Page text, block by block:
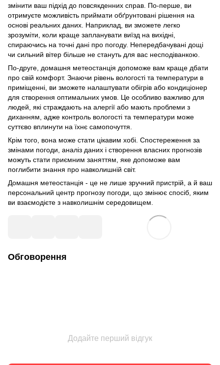
змінити ваш підхід до повсякденних справ. По-перше, ви
отримуєте можливість приймати обґрунтовані рішення на
основі реальних даних. Наприклад, ви зможете легко
зрозуміти, коли краще запланувати виїзд на вихідні,
спираючись на точні дані про погоду. Непередбачувані дощі
чи сильний вітер більше не стануть для вас несподіванкою.
По-друге, домашня метеостанція допоможе вам краще дбати
про свій комфорт. Знаючи рівень вологості та температури в
приміщенні, ви зможете налаштувати обігрів або кондиціонер
для створення оптимальних умов. Це особливо важливо для
людей, які страждають на алергії або мають проблеми з
диханням, адже контроль вологості та температури може
суттєво вплинути на їхнє самопочуття.
Крім того, вона може стати цікавим хобі. Спостереження за
змінами погоди, аналіз даних і створення власних прогнозів
можуть стати приємним заняттям, яке допоможе вам
поглибити знання про навколишній світ.
Домашня метеостанція - це не лише зручний пристрій, а й ваш
персональний центр прогнозу погоди, що змінює спосіб, яким
ви взаємодієте з навколишнім середовищем.
Обговорення
Додайте перший відгук